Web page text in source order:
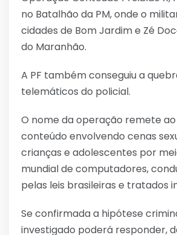
no Batalhão da PM, onde o
cidades de Bom Jardim e Zé
do Maranhão.
A PF também conseguiu a
telemáticos do policial.
O nome da operação remete
conteúdo envolvendo cenas
crianças e adolescentes por
mundial de computadores,
pelas leis brasileiras e tratados
Se confirmada a hipótese
investigado poderá responder,